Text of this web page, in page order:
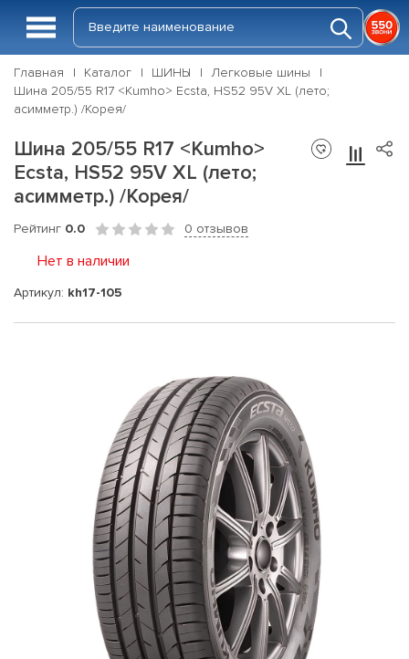
Главная Каталог ШИНЫ
Легковые шины
Шина 205/55 R17 <Kumho> Ecsta, HS52 95V XL (лето;
асимметр.) /Корея/
Шина 205/55 R17 <Kumho>
Ecsta, HS52 95V XL (лето;
асимметр.) /Корея/
Рейтинг 0.0 0 отзывов
Нет в наличии
Артикул: kh17-105